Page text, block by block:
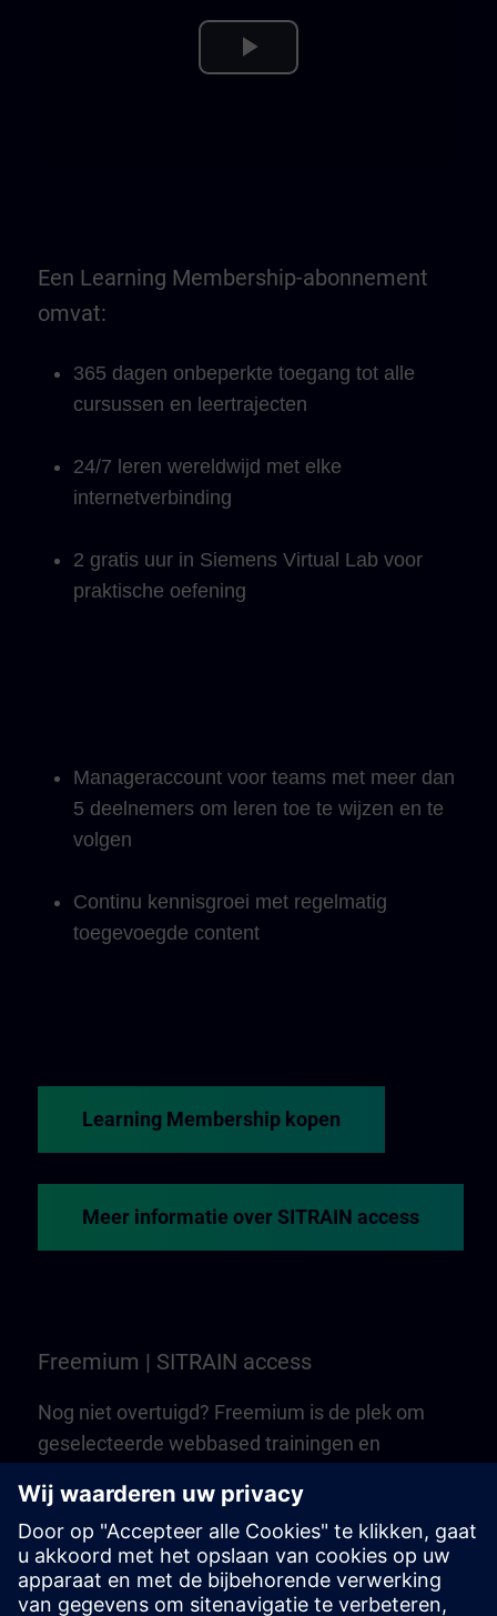
Play
Een Learning Membership-abonnement
omvat:
365 dagen onbeperkte toegang tot alle
cursussen en leertrajecten
24/7 leren wereldwijd met elke
internetverbinding
2 gratis uur in Siemens Virtual Lab voor
praktische oefening
Manageraccount voor teams met meer dan
5 deelnemers om leren toe te wijzen en te
volgen
Continu kennisgroei met regelmatig
toegevoegde content
Learning Membership kopen
Meer informatie over SITRAIN access
Freemium | SITRAIN access
Nog niet overtuigd? Freemium is de plek om
geselecteerde webbased trainingen en
Het is gratis — geen Learning Membership
nodig!